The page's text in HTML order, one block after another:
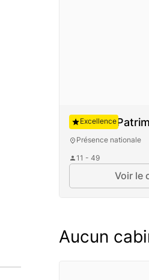
Auguste
Présence nationale
11 - 49
Excellence
Voir le
Aucun